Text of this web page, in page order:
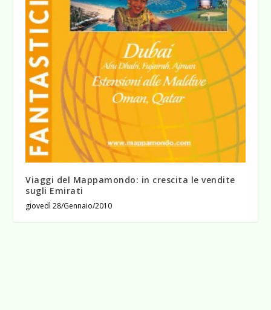
Viaggi del Mappamondo: in crescita le vendite
sugli Emirati
giovedì 28/Gennaio/2010